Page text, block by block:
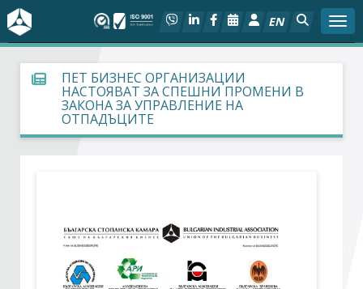
EN
За БСК
На фокус
Актуално
Дейности
Арбитражен съд
ПЕТ БИЗНЕС ОРГАНИЗАЦИИ
НАСТОЯВАТ ЗА СПЕШНИ ПРОМЕНИ В
ЗАКОНА ЗА УПРАВЛЕНИЕ НА
ОТПАДЪЦИТЕ